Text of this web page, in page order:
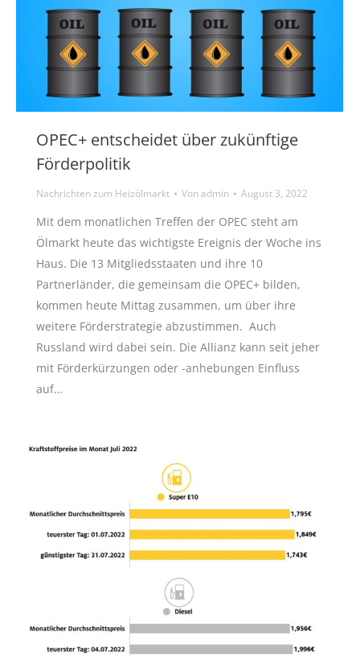
OPEC+ entscheidet über zukünftige
Förderpolitik
Nachrichten zum Heizölmarkt Vonadmin August 3, 2022
Mit dem monatlichen Treffen der OPEC steht am
Ölmarkt heute das wichtigste Ereignis der Woche ins
Haus. Die 13 Mitgliedsstaaten und ihre 10
Partnerländer, die gemeinsam die OPEC+ bilden,
kommen heute Mittag zusammen, um über ihre
weitere Förderstrategie abzustimmen. Auch
Russland wird dabei sein. Die Allianz kann seit jeher
mit Förderkürzungen oder -anhebungen Einfluss
auf…